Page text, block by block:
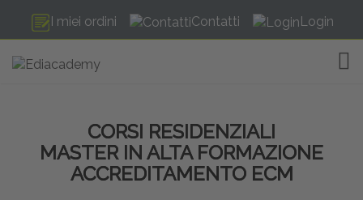
I miei ordini Contatti Login
CORSI RESIDENZIALI
MASTER IN ALTA FORMAZIONE
ACCREDITAMENTO ECM